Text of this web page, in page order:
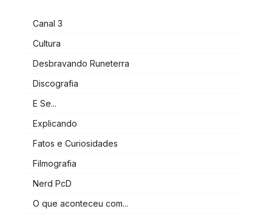
Canal 3
Cultura
Desbravando Runeterra
Discografia
E Se...
Explicando
Fatos e Curiosidades
Filmografia
Nerd PcD
O que aconteceu com...